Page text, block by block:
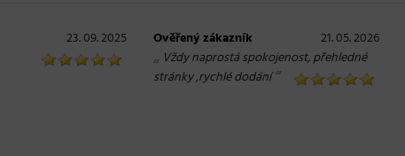
23. 09. 2025 Ověřený zákazník 21. 05. 2026
„ Vždy naprostá spokojenost, přehledné
stránky ,rychlé dodání“